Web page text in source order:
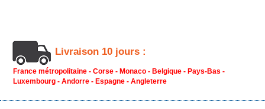
Livraison 10 jours :
France métropolitaine - Corse - Monaco - Belgique - Pays-Bas -
Luxembourg - Andorre - Espagne - Angleterre